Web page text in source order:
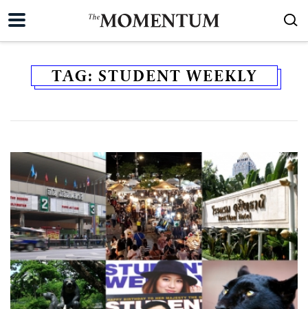
TAG: STUDENT WEEKLY